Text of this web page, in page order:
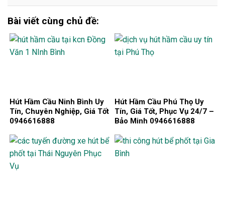
Bài viết cùng chủ đề:
Hút Hầm Cầu Ninh Bình Uy
Tín, Chuyên Nghiệp, Giá Tốt
0946616888
Hút Hầm Cầu Phú Thọ Uy
Tín, Giá Tốt, Phục Vụ 24/7 –
Bảo Minh 0946616888